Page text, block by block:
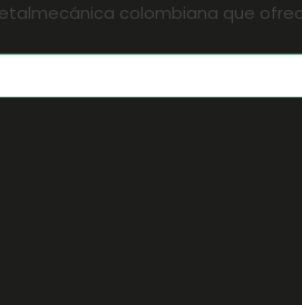
colombiana que